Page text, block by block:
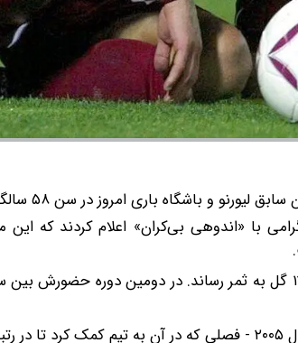
لیورنو و باشگاه باری امروز در سن ۵۸ سالگی درگذشت.